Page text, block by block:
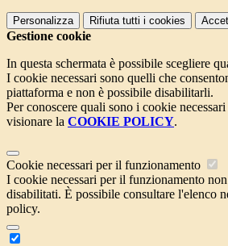
Personalizza Rifiuta tutti i cookies
Gestione cookie
In questa schermata è possibile scegliere
I cookie necessari sono quelli che
piattaforma e non è possibile disabilitarli.
Per conoscere quali sono i cookie
visionare la COOKIE POLICY.
Cookie necessari per il funzionamento
I cookie necessari per il funzionamento non
disabilitati. È possibile consultare l'elenco
policy.